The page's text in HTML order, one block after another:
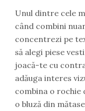
Unul dintre cele
când combini
concentrezi pe
să alegi piese
joacă-te cu
adăuga interes
combina o rochie
o bluză din